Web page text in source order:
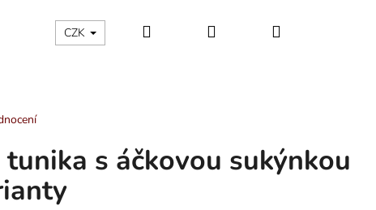
KATEGORIE Kontakty - máte nějaký dotaz?
CZK Hledat PřihlášeníNákupní
s áčkovou sukýnkou